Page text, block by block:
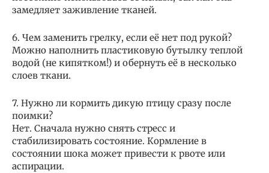
замедляет заживление тканей.
6. Чем заменить грелку, если её нет под рукой?
Можно наполнить пластиковую бутылку теплой
водой (не кипятком!) и обернуть её в несколько
слоев ткани.
7. Нужно ли кормить дикую птицу сразу после
поимки?
Нет. Сначала нужно снять стресс и
стабилизировать состояние. Кормление в
состоянии шока может привести к рвоте или
аспирации.